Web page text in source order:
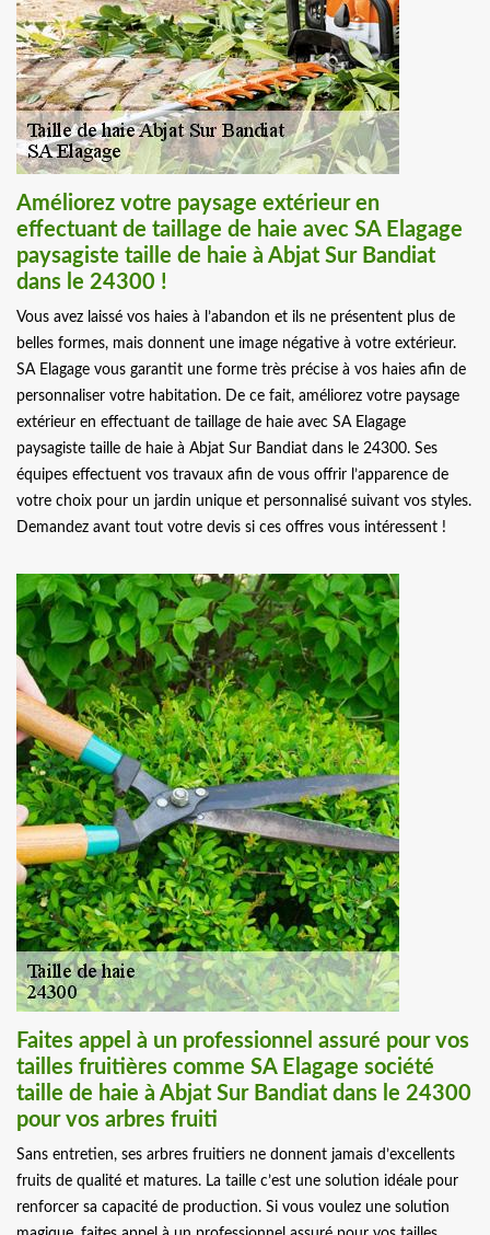
Améliorez votre paysage extérieur en
effectuant de taillage de haie avec SA Elagage
paysagiste taille de haie à Abjat Sur Bandiat
dans le 24300 !
Vous avez laissé vos haies à l’abandon et ils ne présentent plus de
belles formes, mais donnent une image négative à votre extérieur.
SA Elagage vous garantit une forme très précise à vos haies afin de
personnaliser votre habitation. De ce fait, améliorez votre paysage
extérieur en effectuant de taillage de haie avec SA Elagage
paysagiste taille de haie à Abjat Sur Bandiat dans le 24300. Ses
équipes effectuent vos travaux afin de vous offrir l’apparence de
votre choix pour un jardin unique et personnalisé suivant vos styles.
Demandez avant tout votre devis si ces offres vous intéressent !
Faites appel à un professionnel assuré pour vos
tailles fruitières comme SA Elagage société
taille de haie à Abjat Sur Bandiat dans le 24300
pour vos arbres fruiti
Sans entretien, ses arbres fruitiers ne donnent jamais d’excellents
fruits de qualité et matures. La taille c’est une solution idéale pour
renforcer sa capacité de production. Si vous voulez une solution